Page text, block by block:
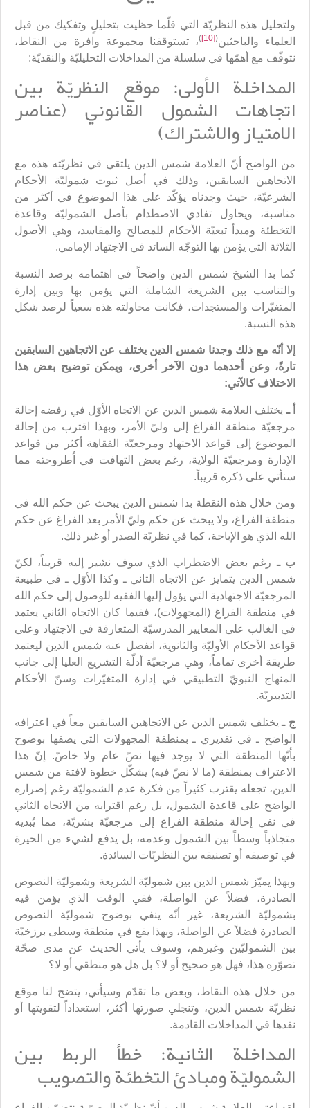
ولتحليل هذه النظريّة التي قلّما حظيت بتحليلٍ وتفكيك من قبل
العلماء والباحثين(
[10]
)، تستوقفنا مجموعة وافرة من النقاط،
نتوقّف مع أهمّها في سلسلة من المداخلات التحليليّة والنقديّة:
المداخلة الأولى: موقع النظريّة بين
اتجاهات الشمول القانوني (عناصر
الامتياز والاشتراك)
من الواضح أنّ العلامة شمس الدين يلتقي في نظريّته هذه مع
الاتجاهين السابقين، وذلك في أصل ثبوت شموليّة الأحكام
الشرعيّة، حيث وجدناه يؤكّد على هذا الموضوع في أكثر من
مناسبة، ويحاول تفادي الاصطدام بأصل الشموليّة وقاعدة
التخطئة ومبدأ تبعيّة الأحكام للمصالح والمفاسد، وهي الأصول
الثلاثة التي يؤمن بها التوجّه السائد في الاجتهاد الإمامي.
كما بدا الشيخ شمس الدين واضحاً في اهتمامه برصد النسبة
والتناسب بين الشريعة الشاملة التي يؤمن بها وبين إدارة
المتغيّرات والمستجدات، فكانت محاولته هذه سعياً لرصد شكل
هذه النسبة.
إلا أنّه مع ذلك وجدنا شمس الدين يختلف عن الاتجاهين السابقين
تارةً، وعن أحدهما دون الآخر أخرى، ويمكن توضيح بعض هذا
الاختلاف كالآتي:
أ ـ يختلف العلامة شمس الدين عن الاتجاه الأوّل في رفضه إحالة
مرجعيّة منطقة الفراغ إلى وليّ الأمر، وبهذا اقترب من إحالة
الموضوع إلى قواعد الاجتهاد ومرجعيّة الفقاهة أكثر من قواعد
الإدارة ومرجعيّة الولاية، رغم بعض التهافت في اُطروحته مما
سنأتي على ذكره قريباً.
ومن خلال هذه النقطة بدا شمس الدين يبحث عن حكم الله في
منطقة الفراغ، ولا يبحث عن حكم وليّ الأمر بعد الفراغ عن حكم
الله الذي هو الإباحة، كما في نظريّة الصدر أو غير ذلك.
ب ـ رغم بعض الاضطراب الذي سوف نشير إليه قريباً، لكنّ
شمس الدين يتمايز عن الاتجاه الثاني ـ وكذا الأوّل ـ في طبيعة
المرجعيّة الاجتهادية التي يؤول إليها الفقيه للوصول إلى حكم الله
في منطقة الفراغ (المجهولات)، ففيما كان الاتجاه الثاني يعتمد
في الغالب على المعايير المدرسيّة المتعارفة في الاجتهاد وعلى
قواعد الأحكام الأوليّة والثانوية، انفصل عنه شمس الدين ليعتمد
طريقة أخرى تماماً، وهي مرجعيّة أدلّة التشريع العليا إلى جانب
المنهاج النبويّ التطبيقي في إدارة المتغيّرات وسنّ الأحكام
التدبيريّة.
ج ـيختلف شمس الدين عن الاتجاهين السابقين معاً في اعترافه
الواضح ـ في تقديري ـ بمنطقة المجهولات التي يصفها بوضوح
بأنّها المنطقة التي لا يوجد فيها نصّ عام ولا خاصّ. إنّ هذا
الاعتراف بمنطقة (ما لا نصّ فيه) يشكّل خطوة لافتة من شمس
الدين، تجعله يقترب كثيراً من فكرة عدم الشموليّة رغم إصراره
الواضح على قاعدة الشمول، بل رغم اقترابه من الاتجاه الثاني
في نفي إحالة منطقة الفراغ إلى مرجعيّة بشريّة، مما يُبديه
متجاذباً وسطاً بين الشمول وعدمه، بل يدفع لشيء من الحيرة
في توصيفه أو تصنيفه بين النظريّات السائدة.
وبهذا يميّز شمس الدين بين شموليّة الشريعة وشموليّة النصوص
الصادرة، فضلاً عن الواصلة، ففي الوقت الذي يؤمن فيه
بشموليّة الشريعة، غير أنّه ينفي بوضوح شموليّة النصوص
الصادرة فضلاً عن الواصلة، وبهذا يقع في منطقة وسطى برزخيّة
بين الشموليّين وغيرهم، وسوف يأتي الحديث عن مدى صحّة
تصوّره هذا، فهل هو صحيح أو لا؟ بل هل هو منطقي أو لا؟
من خلال هذه النقاط، وبعض ما تقدّم وسيأتي، يتضح لنا موقع
نظريّة شمس الدين، وتنجلي صورتها أكثر، استعداداً لتقويتها أو
نقدها في المداخلات القادمة.
المداخلة الثانية: خطأ الربط بين
الشموليّة ومبادئ التخطئة والتصويب